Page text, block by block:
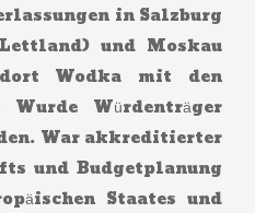
in Salzburg
und Moskau
Wodka mit den
Würdenträger
War akkreditierter
und Budgetplanung
Staates und